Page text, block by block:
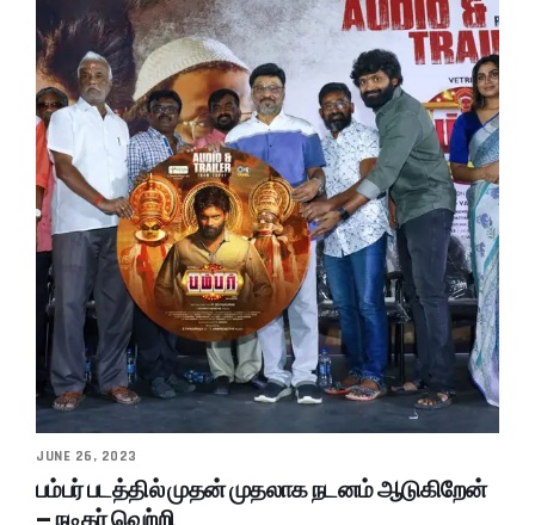
JUNE 26, 2023
பம்பர் படத்தில் முதன் முதலாக நடனம் ஆடுகிறேன்